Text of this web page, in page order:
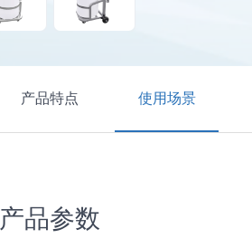
产品特点 使用场景
产品参数